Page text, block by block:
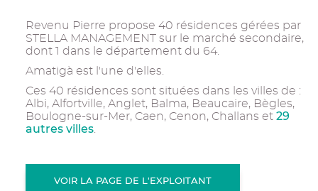
Revenu Pierre propose 40 résidences gérées par
STELLA MANAGEMENT sur le marché secondaire,
dont 1 dans le département du 64.
Amatigà est l'une d'elles.
Ces 40 résidences sont situées dans les villes de :
Albi, Alfortville, Anglet, Balma, Beaucaire, Bègles,
Boulogne-sur-Mer, Caen, Cenon, Challans et 29
autres villes.
VOIR LA PAGE DE L'EXPLOITANT